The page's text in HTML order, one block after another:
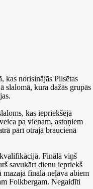
kas norisinājās Pilsētas
slalomā, kura dažās grupās
kas iepriekšējā
pa vienam, astoņiem
pārī otrajā braucienā
Finālā viņš
savukārt dienu iepriekš
finālā neļāva abiem
Folkbergam. Negaidīti